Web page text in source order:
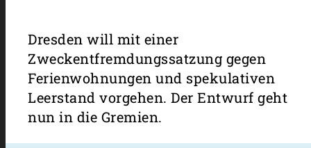
Dresden will mit einer
Zweckentfremdungssatzung gegen
Ferienwohnungen und spekulativen
Leerstand vorgehen. Der Entwurf geht
nun in die Gremien.